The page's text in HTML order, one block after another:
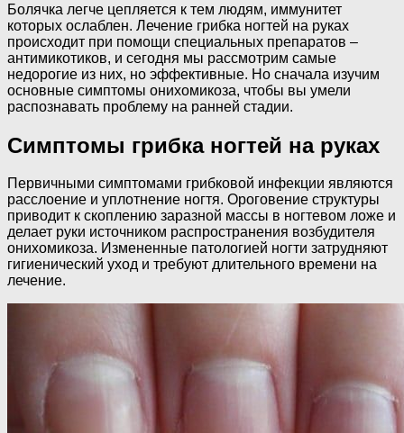
Болячка легче цепляется к тем людям, иммунитет
которых ослаблен. Лечение грибка ногтей на руках
происходит при помощи специальных препаратов –
антимикотиков, и сегодня мы рассмотрим самые
недорогие из них, но эффективные. Но сначала изучим
основные симптомы онихомикоза, чтобы вы умели
распознавать проблему на ранней стадии.
Симптомы грибка ногтей на руках
Первичными симптомами грибковой инфекции являются
расслоение и уплотнение ногтя. Ороговение структуры
приводит к скоплению заразной массы в ногтевом ложе и
делает руки источником распространения возбудителя
онихомикоза. Измененные патологией ногти затрудняют
гигиенический уход и требуют длительного времени на
лечение.